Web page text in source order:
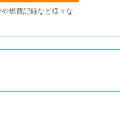
燃費記録など様々な